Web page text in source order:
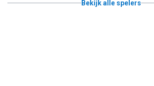
Bekijk alle spelers